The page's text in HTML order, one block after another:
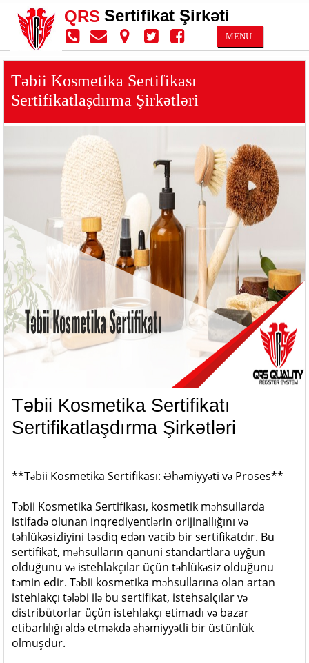
QRS Sertifikat Şirkəti
MENU
Təbii Kosmetika Sertifikası
Sertifikatlaşdırma Şirkətləri
Təbii Kosmetika Sertifikatı
Sertifikatlaşdırma Şirkətləri
**Təbii Kosmetika Sertifikası: Əhəmiyyəti və Proses**
Təbii Kosmetika Sertifikası, kosmetik məhsullarda
istifadə olunan inqrediyentlərin orijinallığını və
təhlükəsizliyini təsdiq edən vacib bir sertifikatdır. Bu
sertifikat, məhsulların qanuni standartlara uyğun
olduğunu və istehlakçılar üçün təhlükəsiz olduğunu
təmin edir. Təbii kosmetika məhsullarına olan artan
istehlakçı tələbi ilə bu sertifikat, istehsalçılar və
distribütorlar üçün istehlakçı etimadı və bazar
etibarlılığı əldə etməkdə əhəmiyyətli bir üstünlük
olmuşdur.